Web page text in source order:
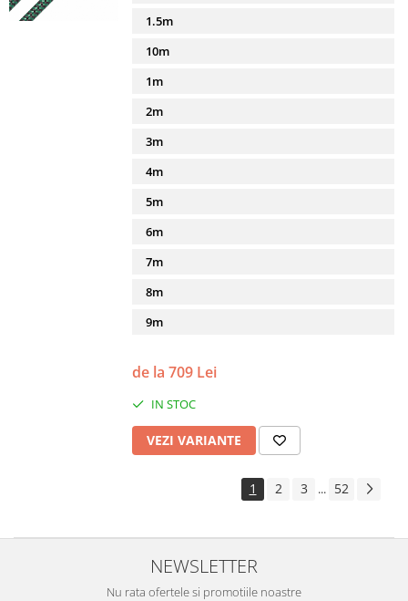
1.5m
10m
1m
2m
3m
4m
5m
6m
7m
8m
9m
de la 709 Lei
IN STOC
VEZI VARIANTE
1 2 3 ... 52
NEWSLETTER
Nu rata ofertele si promotiile noastre